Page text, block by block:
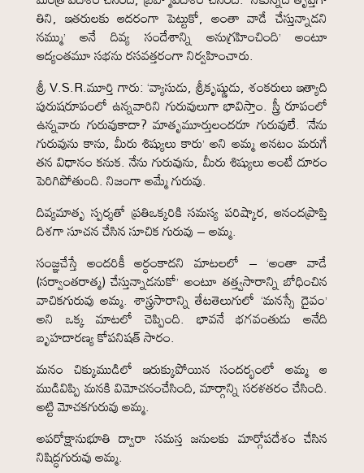
తిని, ఇతరులకు ఆదరంగా పెట్టుకో, అంతా వాడే చేస్తున్నాడని
నమ్ము’ అనే దివ్య సందేశాన్ని అనుగ్రహించింది’ అంటూ
ఆద్యంతమూ సభను రసవత్తరంగా నిర్వహించారు.
శ్రీ V.S.R.మూర్తి గారు: ‘వ్యాసుడు, శ్రీకృష్ణుడు, శంకరులు ఇత్యాది
పురుషరూపంలో ఉన్నవారిని గురువులుగా భావిస్తాం. స్త్రీ రూపంలో
ఉన్నవారు గురువుకాదా? మాతృమూర్తులందరూ గురువులే. ‘నేను
గురువును కాను, మీరు శిష్యులు కారు’ అని అమ్మ అనటం మరుగే
తన విధానం కనుక. నేను గురువును, మీరు శిష్యులు అంటే దూరం
పెరిగిపోతుంది. నిజంగా అమ్మే గురువు.
దివ్యమాతృ స్పర్శతో ప్రతిఒక్కరికి సమస్య పరిష్కార, ఆనందప్రాప్తి
దిశగా సూచన చేసిన సూచిక గురువు – అమ్మ.
సంజ్ఞచేస్తే అందరికీ అర్ధంకాదని మాటలలో – ‘అంతా వాడే
(సర్వాంతరాత్మ) చేస్తున్నాడనుకో’ అంటూ తత్త్వసారాన్ని బోధించిన
వాచికగురువు అమ్మ. శాస్త్రసారాన్ని తేటతెలుగులో ‘మనస్సే దైవం’
అని ఒక్క మాటలో చెప్పింది. భావనే భగవంతుడు అనేది
బృహదారణ్య కోపనిషత్ సారం.
మనం చిక్కుముడిలో ఇరుక్కుపోయిన సందర్భంలో అమ్మ ఆ
ముడివిప్పి మనకి విమోచనంచేసింది, మార్గాన్ని సరళతరం చేసింది.
అట్టి మోచకగురువు అమ్మ.
అపరోక్షానుభూతి ద్వారా సమస్త జనులకు మార్గోపదేశం చేసిన
నిషిద్ధగురువు అమ్మ.